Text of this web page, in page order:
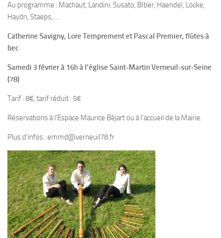
Au programme : Machaut, Landini, Susato, BIber, Haendel, Locke,
Haydn, Staeps, …
Catherine Savigny, Lore Temprement et Pascal Premier, flûtes à
bec
Samedi 3 février à 16h à l’église Saint-Martin Verneuil-sur-Seine
(78)
Tarif : 8€, tarif réduit : 5€
Réservations à l’Espace Maurice Béjart ou à l’accueil de la Mairie.
Plus d’infos : emmd@verneuil78.fr